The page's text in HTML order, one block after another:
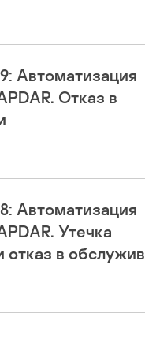
Автоматизация
Отказ в
Автоматизация
Утечка
в